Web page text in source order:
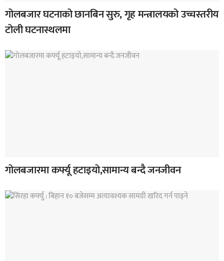
गोलबजार घटनाको छानबिन सुरु, गृह मन्त्रालयको उच्चस्तरीय
टोली घटनास्थलमा
गोलबजारमा कर्फ्यू हटाइयो,सामान्य बन्दै जनजीवन